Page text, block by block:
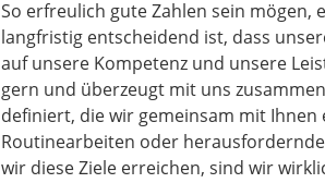
So erfreulich gute Zahlen sein mögen,
langfristig entscheidend ist, dass
auf unsere Kompetenz und unsere
gern und überzeugt mit uns
definiert, die wir gemeinsam mit Ihnen
Routinearbeiten oder
wir diese Ziele erreichen, sind wir